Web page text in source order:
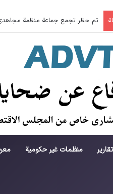
جريمة في منطقة لامرد ؛ حطام
تقارير منظمات غير حكومية